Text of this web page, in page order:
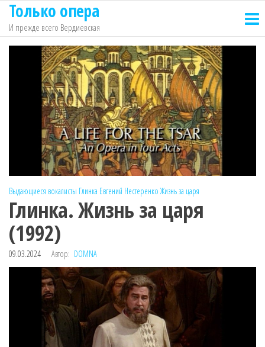
Перейти
содержимому
Только опера
И прежде всего Вердиевская
Выдающиеся вокалисты Глинка Евгений Нестеренко Жизнь за царя
Глинка. Жизнь за царя
(1992)
09.03.2024 Автор: DOMNA